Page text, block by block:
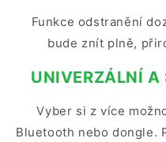
Funkce odstranění
bude znít plně,
UNIVERZÁLNÍ A
Vyber si z více
Bluetooth nebo dongle.